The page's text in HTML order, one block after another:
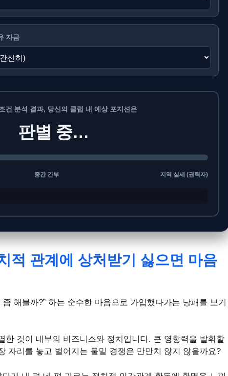
자금
건 분석 결과, 당신의 클럽 내 예상 포지션은
판별 중…
중간 간부 지역 실세 (권력자)
적 관계에 상처받기 싫으면 마음
해볼까?” 하는 순수한 마음으로 가입했다가는 낭패를 보기
한 것이 내부의 비즈니스와 정치입니다. 큰 영향력을 발휘할
자리를 놓고 벌어지는 물밑 경쟁은 만만치 않지 않을까요?